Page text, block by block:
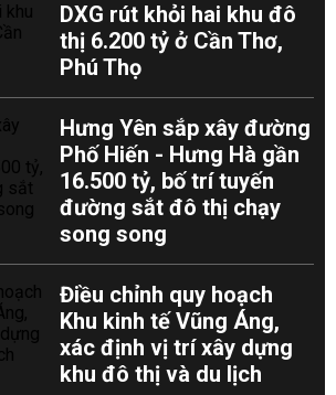
DXG rút khỏi hai khu đô
thị 6.200 tỷ ở Cần Thơ,
Phú Thọ
Hưng Yên sắp xây đường
Phố Hiến - Hưng Hà gần
16.500 tỷ, bố trí tuyến
đường sắt đô thị chạy
song song
Điều chỉnh quy hoạch
Khu kinh tế Vũng Áng,
xác định vị trí xây dựng
khu đô thị và du lịch